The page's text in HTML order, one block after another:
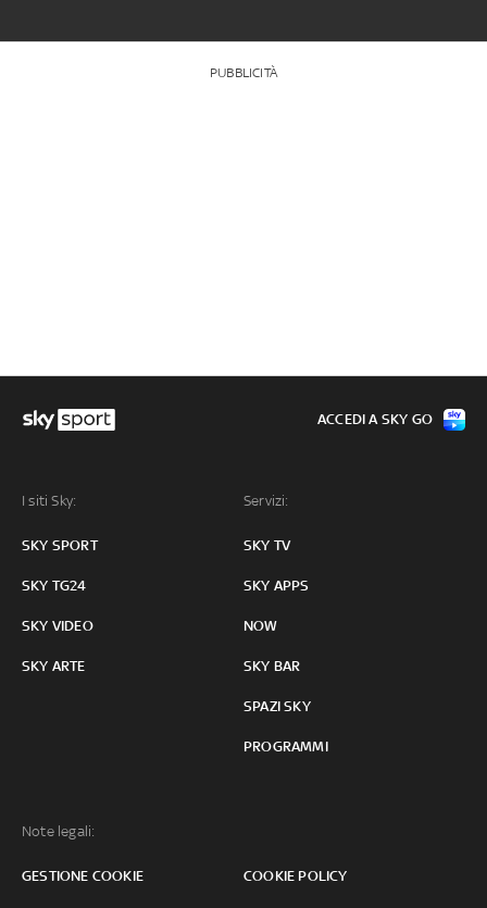
PUBBLICITÀ
I siti Sky:
SKY SPORT
SKY TG24
SKY VIDEO
SKY ARTE
Servizi:
SKY TV
SKY APPS
NOW
SKY BAR
SPAZI SKY
PROGRAMMI
Note legali:
GESTIONE COOKIE COOKIE POLICY
ACCEDI A SKY GO